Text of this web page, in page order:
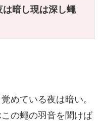
暗し現は深し蠅
めている夜は暗い。
の蠅の羽音を聞けば